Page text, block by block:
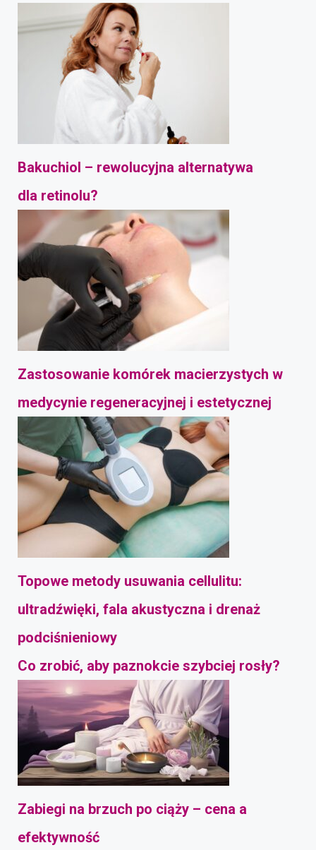
Bakuchiol – rewolucyjna alternatywa
dla retinolu?
Zastosowanie komórek macierzystych w
medycynie regeneracyjnej i estetycznej
Topowe metody usuwania cellulitu:
ultradźwięki, fala akustyczna i drenaż
podciśnieniowy
Co zrobić, aby paznokcie szybciej rosły?
Zabiegi na brzuch po ciąży – cena a
efektywność